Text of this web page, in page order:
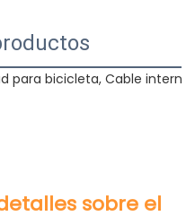
sobre el